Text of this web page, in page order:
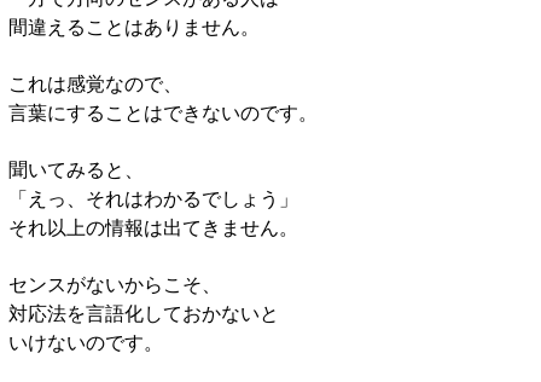
間違えることはありません。
これは感覚なので、
言葉にすることはできないのです。
聞いてみると、
「えっ、それはわかるでしょう」
それ以上の情報は出てきません。
センスがないからこそ、
対応法を言語化しておかないと
いけないのです。